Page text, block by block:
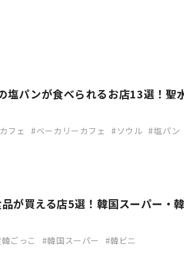
塩パンが食べられるお店13選！聖
フェ ベーカリーカフェ ソウル 塩パン
が買える店5選！韓国スーパー・
ごっこ 韓国スーパー 韓ビニ